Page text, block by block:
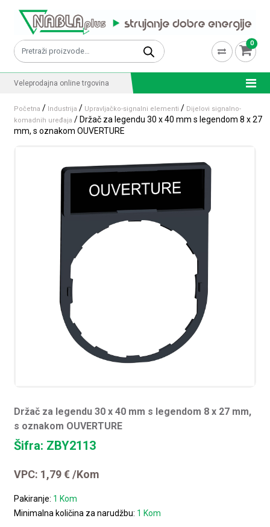
Pretraži: 0
Veleprodajna online trgovina
Početna / Industrija / Upravljačko-signalni elementi / Dijelovi signalno-
komadnih uređaja / Držač za legendu 30 x 40 mm s legendom 8 x 27
mm, s oznakom OUVERTURE
Držač za legendu 30 x 40 mm s legendom 8 x 27 mm,
s oznakom OUVERTURE
Šifra: ZBY2113
VPC: 1,79€ /Kom
Pakiranje: 1 Kom
Minimalna količina za narudžbu: 1 Kom